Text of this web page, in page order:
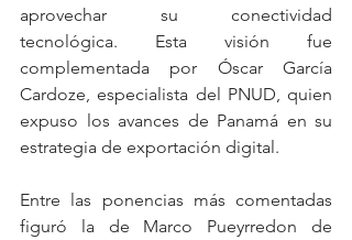
aprovechar su conectividad
tecnológica. Esta visión fue
complementada por Óscar García
Cardoze, especialista del PNUD, quien
expuso los avances de Panamá en su
estrategia de exportación digital.
Entre las ponencias más comentadas
figuró la de Marco Pueyrredon de